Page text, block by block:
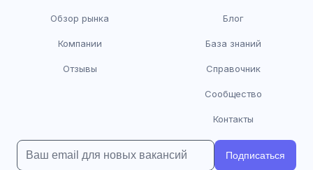
Обзор рынка
Компании
Отзывы
Блог
База знаний
Справочник
Сообщество
Контакты
Подписаться